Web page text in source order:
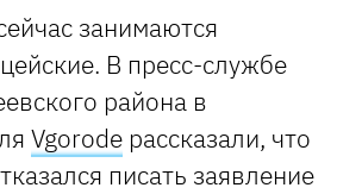
занимаются
В пресс-службе
района в
Vgorode рассказали, что
писать заявление